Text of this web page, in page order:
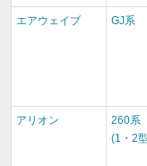
エアウェイブ GJ系
アリオン
260系
(1・2